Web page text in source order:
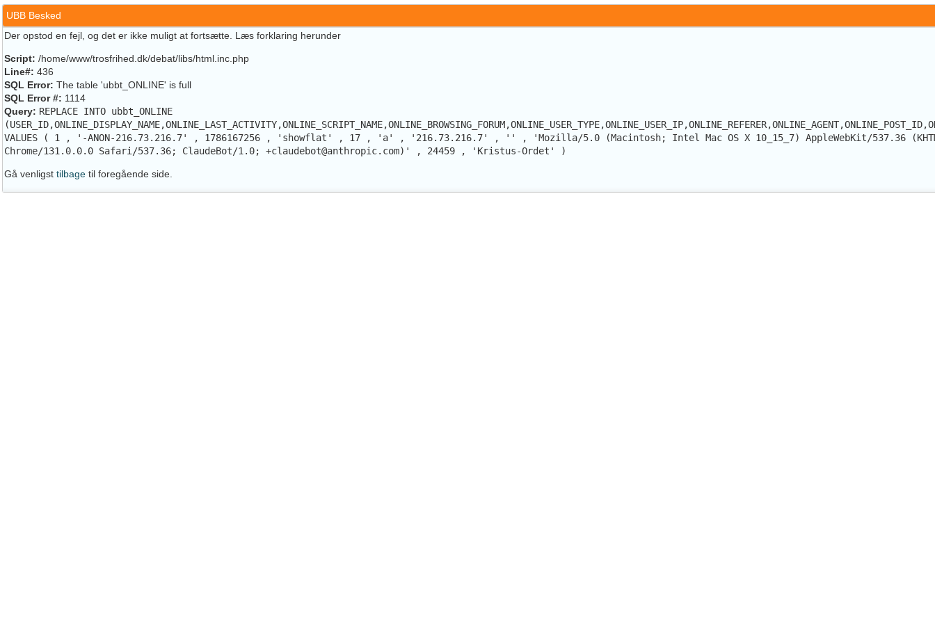
UBB Besked
Der opstod en fejl, og det er ikke muligt at fortsætte. Læs forklaring herunder
Script: /home/www/trosfrihed.dk/debat/libs/html.inc.php
Line#: 436
SQL Error: The table 'ubbt_ONLINE' is full
SQL Error #: 1114
Query: REPLACE INTO ubbt_ONLINE
VALUES ( 1 , '-ANON-216.73.216.7' , 1786167256 , 'showflat' , 17 , 'a' , '216.73.216.7' , '' , 'Mozilla/5.0 (Macintosh; Intel Mac OS X 10_15_7) AppleWebKit/537.36
Chrome/131.0.0.0 Safari/537.36; ClaudeBot/1.0; +claudebot@anthropic.com)' , 24459 , 'Kristus-Ordet' )
Gå venligst tilbage til foregående side.